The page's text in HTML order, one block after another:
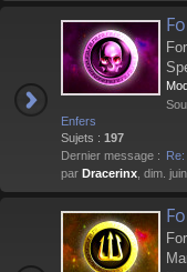
Enfers
Sujets : 197
Dernier message :
par Dracerinx , dim.